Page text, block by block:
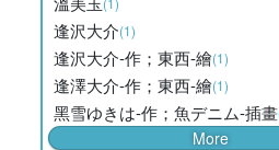
逢沢大介(1)
逢沢大介-作；東西-繪(1)
逢澤大介-作；東西-繪(1)
黑雪ゆきは-作；魚デニム-插畫
More